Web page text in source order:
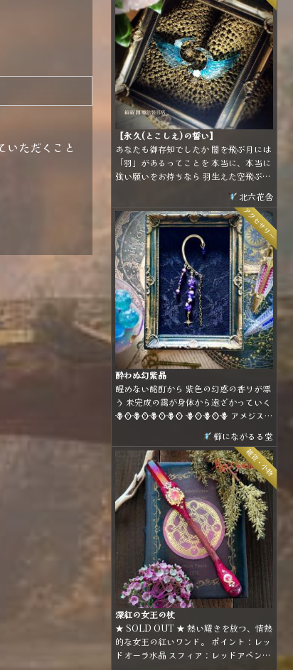
いただくこと
によって違うよね」ということを言いた
かったです💦)
【永久(とこしえ)の誓い】
あなたも御存知でしたか 闇を飛ぶ月には
「羽」があるってことを 本当に、本当に
強い願いをお持ちなら 羽生えた空飛ぶ月
に強い願いなら 月はその願いを叶えてく
れるでしょう
北六花舎
酔わぬ幻紫晶
醒めない酩酊から 紫色の幻惑の香りが漂
う 未完成の靄が身体から遠ざかっていく
🪻🪞🪻🪞🪻🪞🪻🪞 🪻🪞🪻🪞🪻 アメジスト
パープルとゴールドの組み合わせで煌び
やかな雰囲気に仕上げました。
アクセサリー
櫛にながるる堂
深紅の女王の杖
★ SOLD OUT ★ 熱い耀きを放つ、情熱
的な女王の紅いワンド。 ポイント：レッ
ドオーラ水晶 スフィア：レッドアベンチ
雑貨・小物